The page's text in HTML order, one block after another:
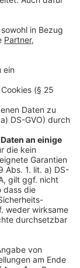
soll
heute
Jahren.
zu
mit uns:
Systeme,